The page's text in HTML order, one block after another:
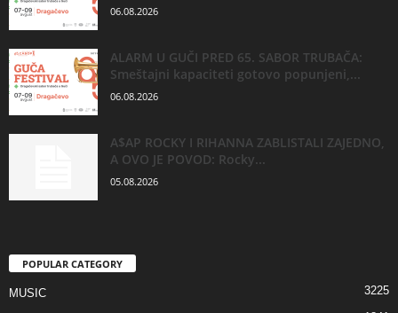
06.08.2026
ALARM U GUČI PRED 65. SABOR TRUBAČA:
Smeštajni kapaciteti gotovo popunjeni,...
06.08.2026
A$AP ROCKY I RIHANNA ZABLISTALI ZAJEDNO,
A OVO JE POVOD: Rocky...
05.08.2026
POPULAR CATEGORY
MUSIC 3225